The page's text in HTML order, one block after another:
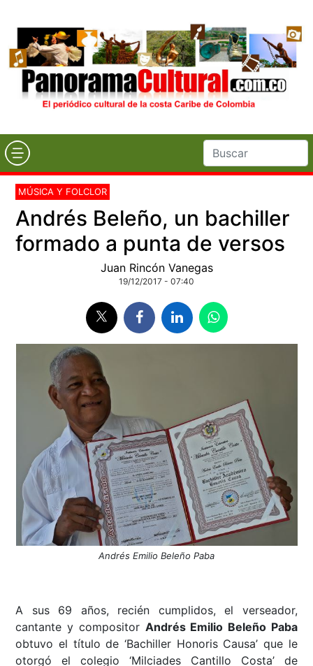
MÚSICA Y FOLCLOR
Andrés Beleño, un bachiller
formado a punta de versos
Juan Rincón Vanegas
19/12/2017 - 07:40
Andrés Emilio Beleño Paba
A sus 69 años, recién cumplidos, el verseador,
cantante y compositor Andrés Emilio Beleño Paba
obtuvo el título de ‘Bachiller Honoris Causa’ que le
otorgó el colegio ‘Milciades Cantillo Costa’ de